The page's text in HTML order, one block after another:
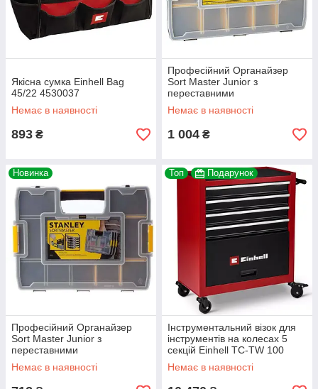
Якісна сумка Einhell Bag
45/22 4530037
Немає в наявності
893 ₴
Професійний Органайзер
Sort Master Junior з
переставними
перегородками STANLEY 1-
94-745
Немає в наявності
1 004 ₴
Новинка
Професійний Органайзер
Sort Master Junior з
переставними
перегородками STANLEY 1-
97-483
Немає в наявності
Топ Подарунок
Інструментальний візок для
інструментів на колесах 5
секцій Einhell TC-TW 100
ящик для інструментів
(4510170)
Немає в наявності